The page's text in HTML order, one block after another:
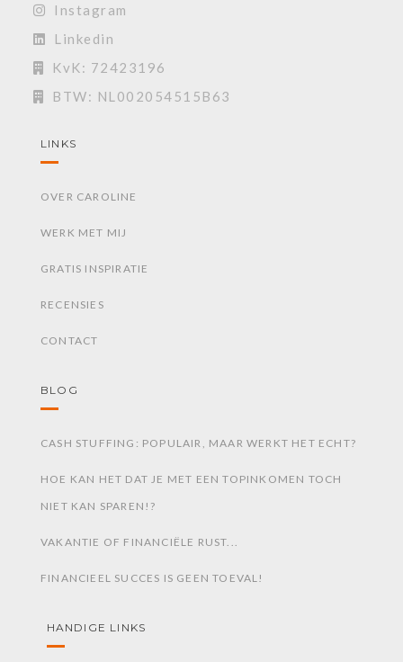
Instagram
Linkedin
KvK: 72423196
BTW: NL002054515B63
LINKS
OVER CAROLINE
WERK MET MIJ
GRATIS INSPIRATIE
RECENSIES
CONTACT
BLOG
CASH STUFFING: POPULAIR, MAAR WERKT HET ECHT?
HOE KAN HET DAT JE MET EEN TOPINKOMEN TOCH
NIET KAN SPAREN!?
VAKANTIE OF FINANCIËLE RUST...
FINANCIEEL SUCCES IS GEEN TOEVAL!
HANDIGE LINKS